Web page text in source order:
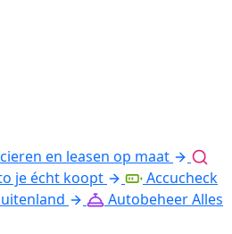
en leasen op maat
je écht koopt
Accucheck
AutobeheerAlles